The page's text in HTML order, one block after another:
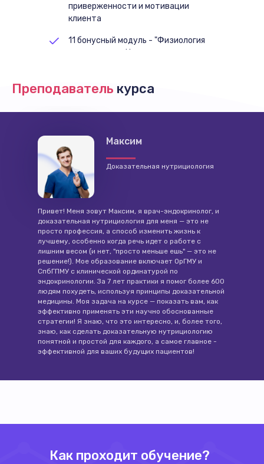
приверженности и мотивации
клиента
11 бонусный модуль - "Физиология
пищеварения. Непереносимость
Преподаватель курса
Максим
Доказательная нутрициология
Привет! Меня зовут Максим, я врач-эндокринолог, и
доказательная нутрициология для меня — это не
просто профессия, а способ изменить жизнь к
лучшему, особенно когда речь идет о работе с
лишним весом (и нет, "просто меньше ешь" — это не
решение!). Мое образование включает ОрГМУ и
СпбГПМУ с клинической ординатурой по
эндокринологии. За 7 лет практики я помог более 600
людям похудеть, используя принципы доказательной
медицины. Моя задача на курсе — показать вам, как
эффективно применять эти научно обоснованные
стратегии! Я знаю, что это интересно, и, более того,
знаю, как сделать доказательную нутрициологию
понятной и простой для каждого, а самое главное -
эффективной для ваших будущих пациентов!
Как проходит обучение?